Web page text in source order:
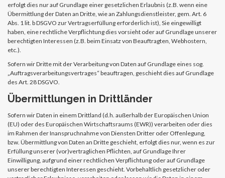
erfolgt dies nur auf Grundlage einer gesetzlichen Erlaubnis (z.B. wenn eine
Übermittlung der Daten an Dritte, wie an Zahlungsdienstleister, gem. Art. 6
Abs. 1 lit. b DSGVO zur Vertragserfüllung erforderlich ist), Sie eingewilligt
haben, eine rechtliche Verpflichtung dies vorsieht oder auf Grundlage unserer
berechtigten Interessen (z.B. beim Einsatz von Beauftragten, Webhostern,
etc.).
Sofern wir Dritte mit der Verarbeitung von Daten auf Grundlage eines sog.
„Auftragsverarbeitungsvertrages“ beauftragen, geschieht dies auf Grundlage
des Art. 28 DSGVO.
Übermittlungen in Drittländer
Sofern wir Daten in einem Drittland (d.h. außerhalb der Europäischen Union
(EU) oder des Europäischen Wirtschaftsraums (EWR)) verarbeiten oder dies
im Rahmen der Inanspruchnahme von Diensten Dritter oder Offenlegung,
bzw. Übermittlung von Daten an Dritte geschieht, erfolgt dies nur, wenn es zur
Erfüllung unserer (vor)vertraglichen Pflichten, auf Grundlage Ihrer
Einwilligung, aufgrund einer rechtlichen Verpflichtung oder auf Grundlage
unserer berechtigten Interessen geschieht. Vorbehaltlich gesetzlicher oder